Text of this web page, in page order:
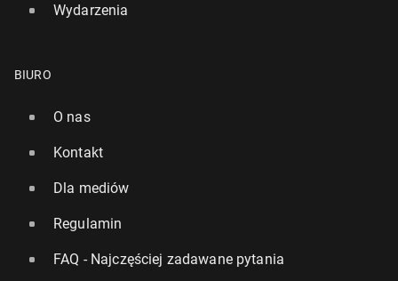
Wydarzenia
BIURO
O nas
Kontakt
Dla mediów
Regulamin
FAQ - Najczęściej zadawane pytania